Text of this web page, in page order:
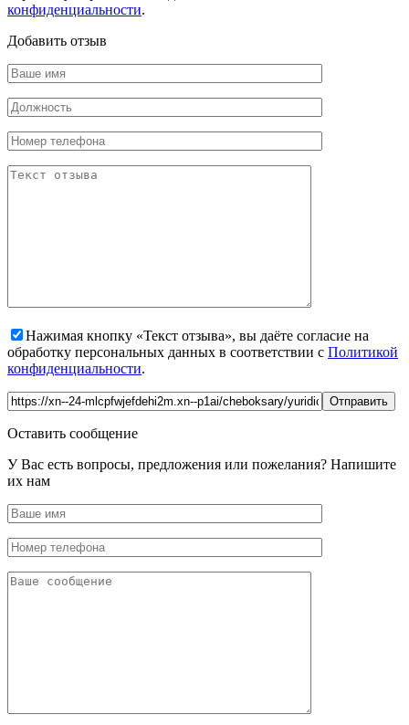
конфиденциальности.
Добавить отзыв
Нажимая кнопку «Текст отзыва», вы даёте согласие на
обработку персональных данных в соответствии с Политикой
конфиденциальности.
Оставить сообщение
У Вас есть вопросы, предложения или пожелания? Напишите
их нам